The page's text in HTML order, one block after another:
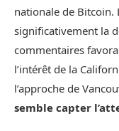
nationale de Bitcoin.
significativement la
commentaires
l’intérêt de la
l’approche de
semble capter